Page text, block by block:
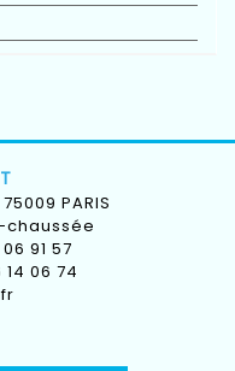
PARIS
91 57
06 74